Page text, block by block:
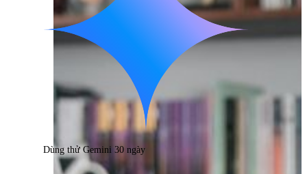
Dùng thử Gemini 30 ngày